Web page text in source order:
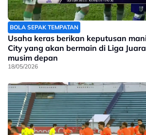
BOLA SEPAK TEMPATAN
Usaha keras berikan keputusan
City yang akan bermain di Liga
musim depan
18/05/2026